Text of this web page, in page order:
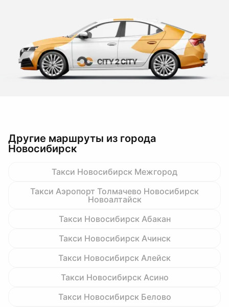
Другие маршруты из города
Новосибирск
Такси Новосибирск Межгород
Такси Аэропорт Толмачево Новосибирск
Новоалтайск
Такси Новосибирск Абакан
Такси Новосибирск Ачинск
Такси Новосибирск Алейск
Такси Новосибирск Асино
Такси Новосибирск Белово